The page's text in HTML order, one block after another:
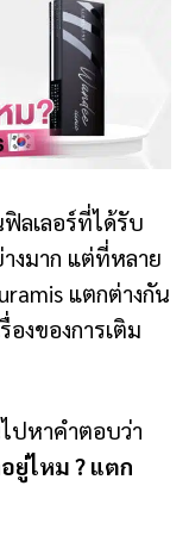
ลเลอร์ที่ได้รับ
งมาก แต่ที่หลาย
แตกต่างกัน
งของการเติม
ปหาคำตอบว่า
ยู่ไหม ? แตก